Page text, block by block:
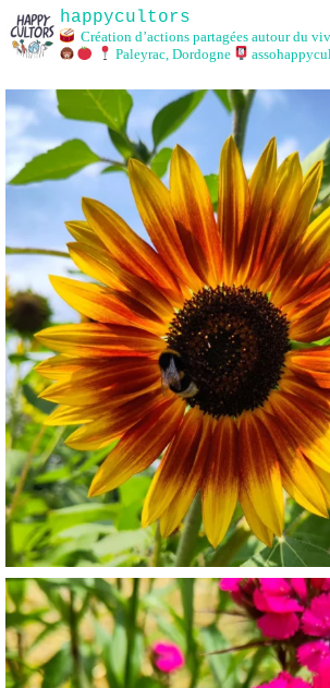
happycultors
Création d’actions partagées autour du
Paleyrac, Dordogne